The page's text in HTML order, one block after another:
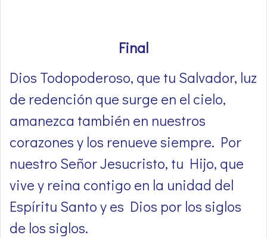
Final
Dios Todopoderoso, que tu Salvador, luz
de redención que surge en el cielo,
amanezca también en nuestros
corazones y los renueve siempre. Por
nuestro Señor Jesucristo, tu Hijo, que
vive y reina contigo en la unidad del
Espíritu Santo y es Dios por los siglos
de los siglos.